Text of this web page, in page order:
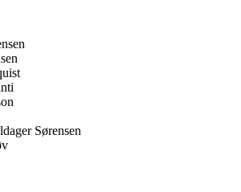
Sørensen